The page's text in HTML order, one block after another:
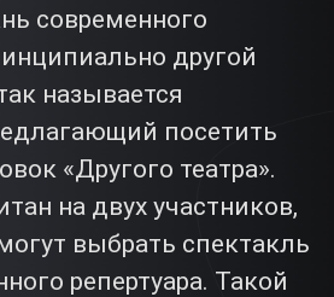
современного
другой
называется
посетить
«Другого театра».
на двух участников,
выбрать спектакль
репертуара. Такой